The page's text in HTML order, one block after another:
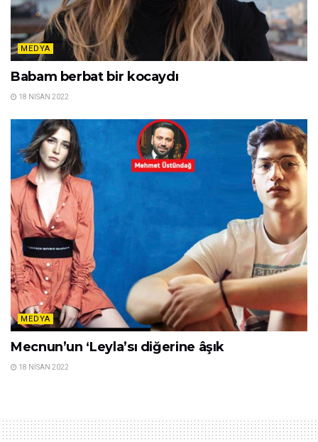
MEDYA
Babam berbat bir kocaydı
18 NISAN 2022
MEDYA
Mecnun’un ‘Leyla’sı diğerine âşık
18 NISAN 2022